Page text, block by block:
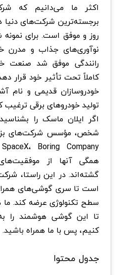
اکثر ما می‌دانیم که
برجسته‌ترین شرکت‌های دنیا
روز و موفق است. برای
نوآوری‌های جذاب و مدرن
رانندگی موفق شد صنعت
کاملاً تحت ‌تأثیر خود قرار
خودروسازان قدیمی و نام
تولید خودروهای برقی ترغیب
اگر ایلان ماسک را
همگی آنها از
گشته‌اند. در این راستا،
است تا سری گوشی‌های همراه
سطح تکنولوژی عرضه کند. ما
تا این گوشی هوشمند را
کنیم، پس با ما همراه باشید.
جدول محتوا